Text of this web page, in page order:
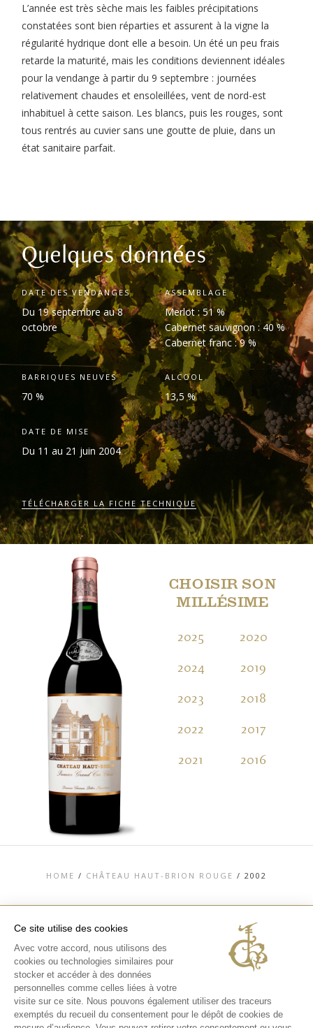
Ce site utilise des cookies
Avec votre accord, nous utilisons des
cookies ou technologies similaires pour
stocker et accéder à des données
personnelles comme celles liées à votre
visite sur ce site. Nous pouvons également utiliser des traceurs
exemptés du recueil du consentement pour le dépôt de cookies de
L’année est très sèche mais les faibles précipitations
constatées sont bien réparties et assurent à la vigne la
régularité hydrique dont elle a besoin. Un été un peu frais
retarde la maturité, mais les conditions deviennent idéales
pour la vendange à partir du 9 septembre : journées
relativement chaudes et ensoleillées, vent de nord-est
inhabituel à cette saison. Les blancs, puis les rouges, sont
tous rentrés au cuvier sans une goutte de pluie, dans un
état sanitaire parfait.
Quelques données
DATE DES VENDANGES
Du 19 septembre au 8
octobre
ASSEMBLAGE
Merlot : 51 %
Cabernet sauvignon : 40 %
Cabernet franc : 9 %
BARRIQUES NEUVES
70 %
ALCOOL
13,5 %
DATE DE MISE
Du 11 au 21 juin 2004
TÉLÉCHARGER LA FICHE TECHNIQUE
CHOISIR SON
MILLÉSIME
2025
2024
2023
2022
2021
2020
2019
2018
2017
2016
HOME / CHÂTEAU HAUT-BRION ROUGE / 2002
CONTACT
MENTIONS LÉGALES
CHARTE DONNÉES PERSONNELLES &
COOKIES
MÉDIATHÈQUE